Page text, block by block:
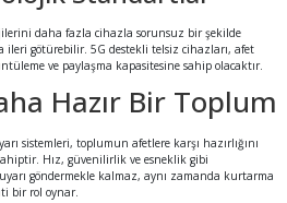
daha fazla cihazla sorunsuz bir şekilde
ileri götürebilir. 5G destekli telsiz cihazları, afet
ve paylaşma kapasitesine sahip olacaktır.
Hazır Bir Toplum
sistemleri, toplumun afetlere karşı hazırlığını
Hız, güvenilirlik ve esneklik gibi
göndermekle kalmaz, aynı zamanda kurtarma
bir rol oynar.